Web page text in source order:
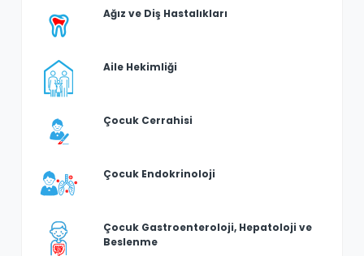
Ağız ve Diş Hastalıkları
Aile Hekimliği
Çocuk Cerrahisi
Çocuk Endokrinoloji
Çocuk Gastroenteroloji, Hepatoloji ve
Beslenme